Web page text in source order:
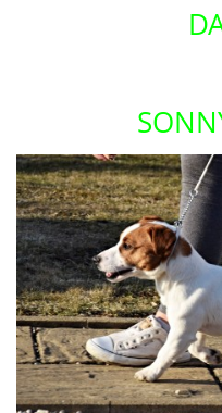
ADMIKO KENNEL
JRT ADMIKO+LOV/ JRT
HISTORIE JACK RUSSELL
NAŠI PSI / OUR DOGS
ODCHOVY / LITTERS